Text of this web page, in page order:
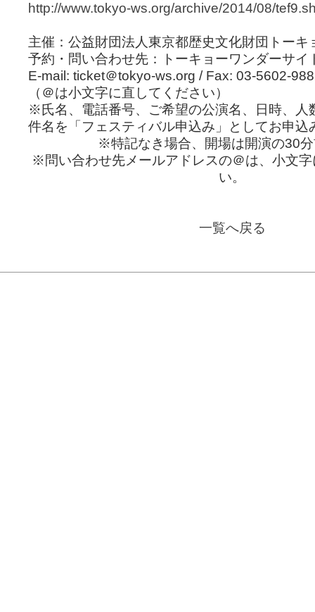
http://www.tokyo-ws.org/archive/2014/08/
主催：公益財団法人東京都歴史文化財団トーキ
予約・問い合わせ先：トーキョーワンダーサイ
E-mail: ticket＠tokyo-ws.org / Fax: 03-5602-
（＠は小文字に直してください）
※氏名、電話番号、ご希望の公演名、日時、人
件名を「フェスティバル申込み」としてお申込
※特記なき場合、開場は開演の30
※問い合わせ先メールアドレスの＠は、小文
い。
一覧へ戻る